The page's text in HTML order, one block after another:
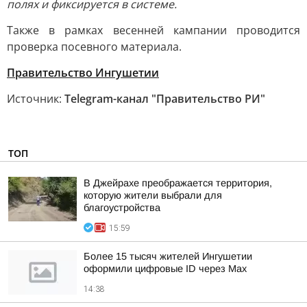
полях и фиксируется в системе.
Также в рамках весенней кампании проводится
проверка посевного материала.
Правительство Ингушетии
Источник: Telegram-канал "Правительство РИ"
ТОП
В Джейрахе преображается территория,
которую жители выбрали для
благоустройства
15:59
Более 15 тысяч жителей Ингушетии
оформили цифровые ID через Max
14:38